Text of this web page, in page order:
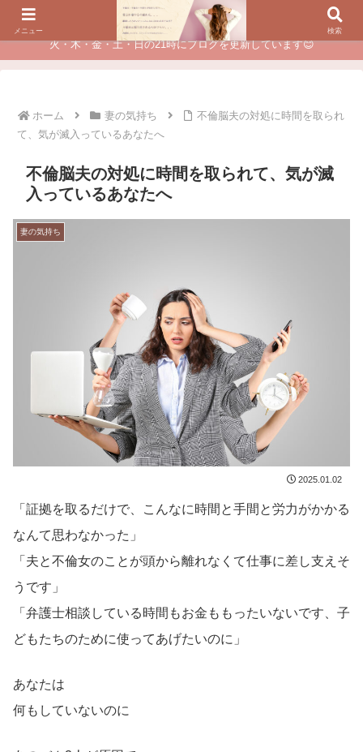
夫に不倫されたつらい経験が、あなたのチャンスに変わるカウンセリング
火・木・金・土・日の21時にブログを更新しています😊
ホーム 妻の気持ち
不倫脳夫の対処に時間を取られ
て、気が滅入っているあなたへ
不倫脳夫の対処に時間を取られて、気が滅
入っているあなたへ
妻の気持ち
2025.01.02
「証拠を取るだけで、こんなに時間と手間と労力がかかる
なんて思わなかった」
「夫と不倫女のことが頭から離れなくて仕事に差し支えそ
うです」
「弁護士相談している時間もお金ももったいないです、子
どもたちのために使ってあげたいのに」
あなたは
何もしていないのに
メニュー 検索